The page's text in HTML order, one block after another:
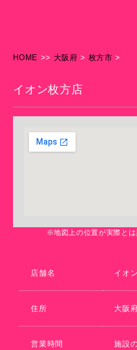
HOME >> 大阪府 > 枚方市 >
イオン枚方店
※地図上の位置が実際とは
店舗名 イオ
住所 大阪
営業時間 施設